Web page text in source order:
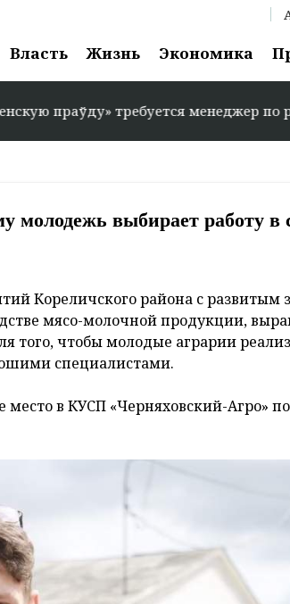
Власть Жизнь Экономика
требуется менеджер по рекламе:
молодежь выбирает работу в
Кореличского района с развитым
мясо-молочной продукции,
того, чтобы молодые аграрии
специалистами.
место в КУСП «Черняховский-Агро»